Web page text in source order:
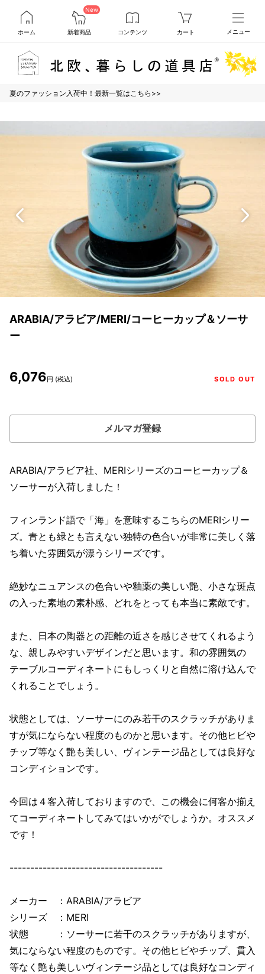
ホーム
New
新着商品 コンテンツ カート メニュー
夏のファッション入荷中！最新一覧はこちら>>
ARABIA/アラビア/MERI/コーヒーカップ＆ソーサ
ー
6,076円 (税込) SOLD OUT
メルマガ登録
ARABIA/アラビア社、MERIシリーズのコーヒーカップ＆
ソーサーが入荷しました！
フィンランド語で「海」を意味するこちらのMERIシリー
ズ。青とも緑とも言えない独特の色合いが非常に美しく落
ち着いた雰囲気が漂うシリーズです。
絶妙なニュアンスの色合いや釉薬の美しい艶、小さな斑点
の入った素地の素朴感、どれをとっても本当に素敵です。
また、日本の陶器との距離の近さを感じさせてくれるよう
な、親しみやすいデザインだと思います。和の雰囲気の
テーブルコーディネートにもしっくりと自然に溶け込んで
くれることでしょう。
状態としては、ソーサーにのみ若干のスクラッチがありま
すが気にならない程度のものかと思います。その他ヒビや
チップ等なく艶も美しい、ヴィンテージ品としては良好な
コンディションです。
今回は４客入荷しておりますので、この機会に何客か揃え
てコーディネートしてみてはいかがでしょうか。オススメ
です！
-------------------------------------
メーカー ：ARABIA/アラビア
シリーズ ：MERI
状態 ：ソーサーに若干のスクラッチがありますが、
気にならない程度のものです。その他ヒビやチップ、貫入
等なく艶も美しいヴィンテージ品としては良好なコンディ